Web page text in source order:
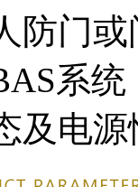
防门
系
及电